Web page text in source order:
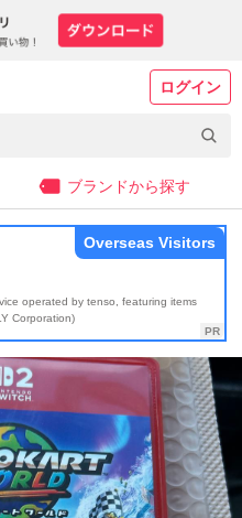
ログイン
ブランドから探す
operated by tenso, featuring items
Corporation)
Overseas Visitors